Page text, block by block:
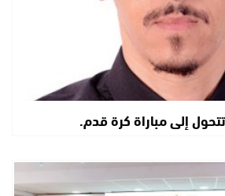
إلى مباراة كرة قدم.